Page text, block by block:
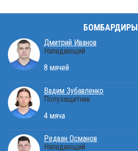
БОМБАРДИРЫ
Дмитрий Иванов
Нападающий
8 мячей
Вадим Зубавленко
Полузащитник
4 мяча
Редван Османов
Нападающий